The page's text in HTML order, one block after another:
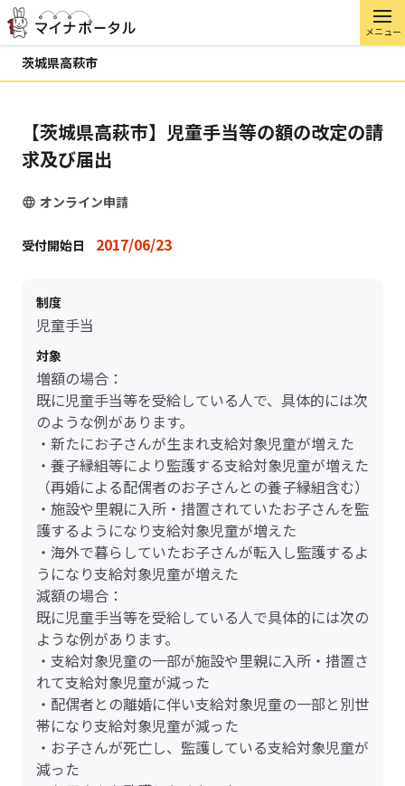
メニュー
茨城県高萩市
【茨城県高萩市】児童手当等の額の改定の請
求及び届出
オンライン申請
受付開始日 2017/06/23
制度
児童手当
対象
増額の場合：
既に児童手当等を受給している人で、具体的には次
のような例があります。
・新たにお子さんが生まれ支給対象児童が増えた
・養子縁組等により監護する支給対象児童が増えた
（再婚による配偶者のお子さんとの養子縁組含む）
・施設や里親に入所・措置されていたお子さんを監
護するようになり支給対象児童が増えた
・海外で暮らしていたお子さんが転入し監護するよ
うになり支給対象児童が増えた
減額の場合：
既に児童手当等を受給している人で具体的には次の
ような例があります。
・支給対象児童の一部が施設や里親に入所・措置さ
れて支給対象児童が減った
・配偶者との離婚に伴い支給対象児童の一部と別世
帯になり支給対象児童が減った
・お子さんが死亡し、監護している支給対象児童が
減った